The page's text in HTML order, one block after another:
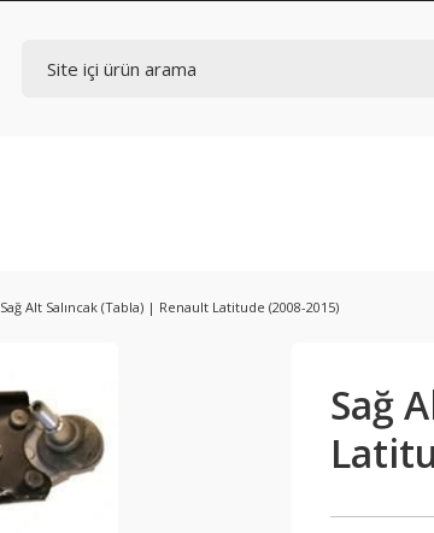
Sağ Alt Salıncak (Tabla) | Renault Latitude (2008-2015)
Sağ